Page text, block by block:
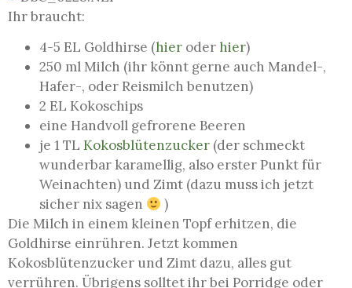
Ihr braucht:
4-5 EL Goldhirse (hier oder hier)
250 ml Milch (ihr könnt gerne auch Mandel-,
Hafer-, oder Reismilch benutzen)
2 EL Kokoschips
eine Handvoll gefrorene Beeren
je 1 TL Kokosblütenzucker (der schmeckt
wunderbar karamellig, also erster Punkt für
Weinachten) und Zimt (dazu muss ich jetzt
sicher nix sagen
)
Die Milch in einem kleinen Topf erhitzen, die
Goldhirse einrühren. Jetzt kommen
Kokosblütenzucker und Zimt dazu, alles gut
verrühren. Übrigens solltet ihr bei Porridge oder